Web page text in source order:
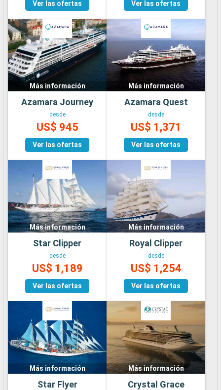
Ver las ofertas Ver las ofertas
Más información
Azamara Journey
desde
US$ 945
Ver las ofertas
Más información
Azamara Quest
desde
US$ 1,371
Ver las ofertas
Más información
Star Clipper
desde
US$ 1,189
Ver las ofertas
Más información
Royal Clipper
desde
US$ 1,254
Ver las ofertas
Más información
Star Flyer
Más información
Crystal Grace